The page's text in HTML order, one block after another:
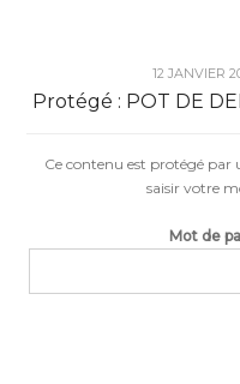
12 JANVIER
Protégé : POT DE
Ce contenu est protégé par
saisir votre
Mot de